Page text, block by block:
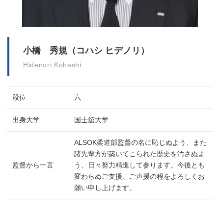
小橋 秀規（コハシ ヒデノリ）
Hidenori Kohashi
段位 六
出身大学 国士舘大学
監督から一言
ALSOK柔道部監督の名に恥じぬよう、また
諸先輩方が築いてこられた歴史を汚さぬよ
う、日々努力精進して参ります。今後とも
変わらぬご支援、ご声援の程をよろしくお
願い申し上げます。